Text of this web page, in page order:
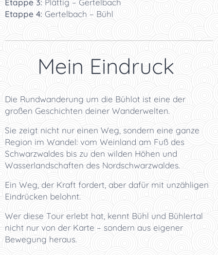
Etappe 3: Plättig – Gertelbach
Etappe 4: Gertelbach – Bühl
⭐ Mein Eindruck
Die Rundwanderung um die Bühlot ist eine der
großen Geschichten deiner Wanderwelten.
Sie zeigt nicht nur einen Weg, sondern eine ganze
Region im Wandel: vom Weinland am Fuß des
Schwarzwaldes bis zu den wilden Höhen und
Wasserlandschaften des Nordschwarzwaldes.
Ein Weg, der Kraft fordert, aber dafür mit unzähligen
Eindrücken belohnt.
Wer diese Tour erlebt hat, kennt Bühl und Bühlertal
nicht nur von der Karte – sondern aus eigener
Bewegung heraus.